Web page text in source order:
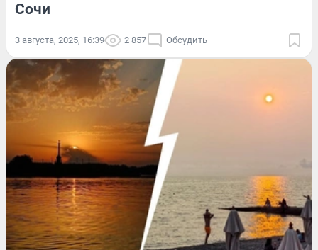
Сочи
3 августа, 2025, 16:39 2 857 Обсудить